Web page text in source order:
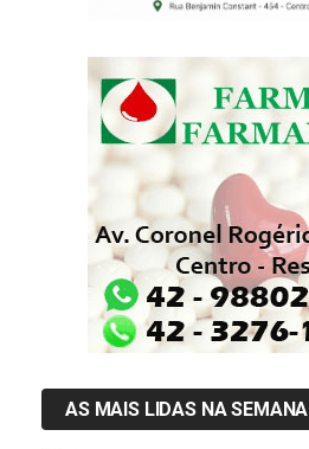
AS MAIS LIDAS NA SEMANA